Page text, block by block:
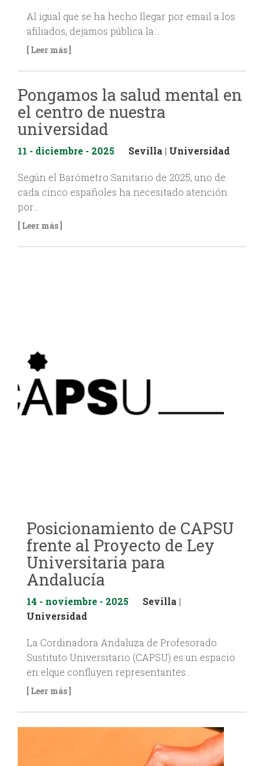
Al igual que se ha hecho llegar por email a los
afiliados, dejamos pública la…
[ Leer más ]
Pongamos la salud mental en
el centro de nuestra
universidad
11 - diciembre - 2025 Sevilla | Universidad
Según el Barómetro Sanitario de 2025, uno de
cada cinco españoles ha necesitado atención
por…
[ Leer más ]
Posicionamiento de CAPSU
frente al Proyecto de Ley
Universitaria para
Andalucía
14 - noviembre - 2025 Sevilla |
Universidad
La Cordinadora Andaluza de Profesorado
Sustituto Universitario (CAPSU) es un espacio
en elque confluyen representantes…
[ Leer más ]